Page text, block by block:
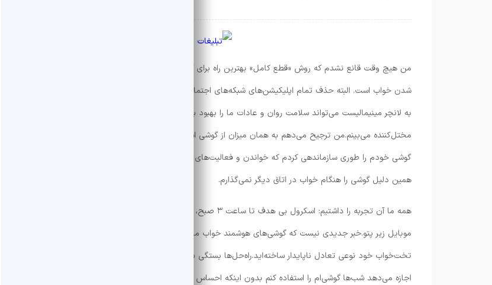
من هیچ وقت قانع نشدم که روش «قطع کامل» بهترین راه برای کاهش وابستگی ما به گوشی‌ و جلوگیری از خراب
شدن خواب است. البته حذف تمام اپلیکیشن‌های شبکه‌های اجتماعی، استفاده از گوشی فقط وقتی لازم است و تغییر
به لانچر مینیمالیست می‌تواند سلامت روان و عادات ما را بهبود ببخشد، اما من این روش‌ها را بیش از حد
مختل‌کننده می‌بینم.من ترجیح می‌دهم به همان میزان از گوشی استفاده کنم، اما به شیوه‌ای سالم‌تر. به همین دلیل
گوشی خودم را طوری سازماندهی کردم که خواندن و فعالیت‌های خلاقانه را تشویق کند، نه «اسکرول بی هدف»، و به
همین دلیل گوشی را هنگام خواب در اتاق دیگر نمی‌گذارم.
همه ما آن تجربه را داشتیم: اسکرول بی هدف تا ساعت ۳ صبح، تماشای یوتیوب در اتاق تاریک، یا بازی کردن
موبایل زیر پتو.خبر جدیدی نیست که گوشی‌های هوشمند خواب ما را مختل می‌کنند، اما احتمالاً شما هم بین گوشی و
تخت‌خواب خود نوعی تعادل ناپایدار ساخته‌اید.راه‌حل‌ها بستگی به نیاز شما دارند، اما من تعادلی پیدا کرده‌ام که
اجازه می‌دهد شب‌ها گوشی‌ام را استفاده کنم بدون اینکه احساس گناه کنم.روش‌هایی که من استفاده کردم: